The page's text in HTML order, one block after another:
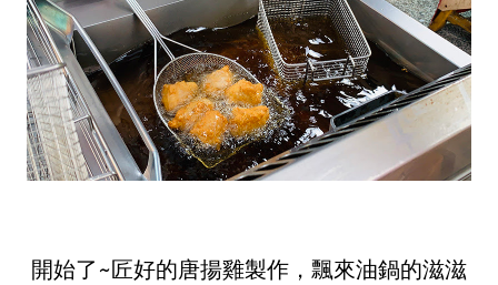
開始了~匠好的唐揚雞製作，飄來油鍋的滋滋